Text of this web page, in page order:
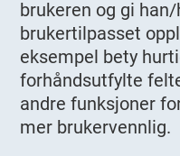
brukeren og gi
brukertilpasset
eksempel bety
forhåndsutfylte
andre funksjoner
mer brukervennlig.